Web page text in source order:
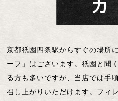
京都祇園四条駅からすぐの場所
ーフ」はございます。祇園と聞
る方も多いですが、当店では手
召し上がりいただけます。フィ